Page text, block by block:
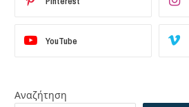
YouTube
Αναζήτηση